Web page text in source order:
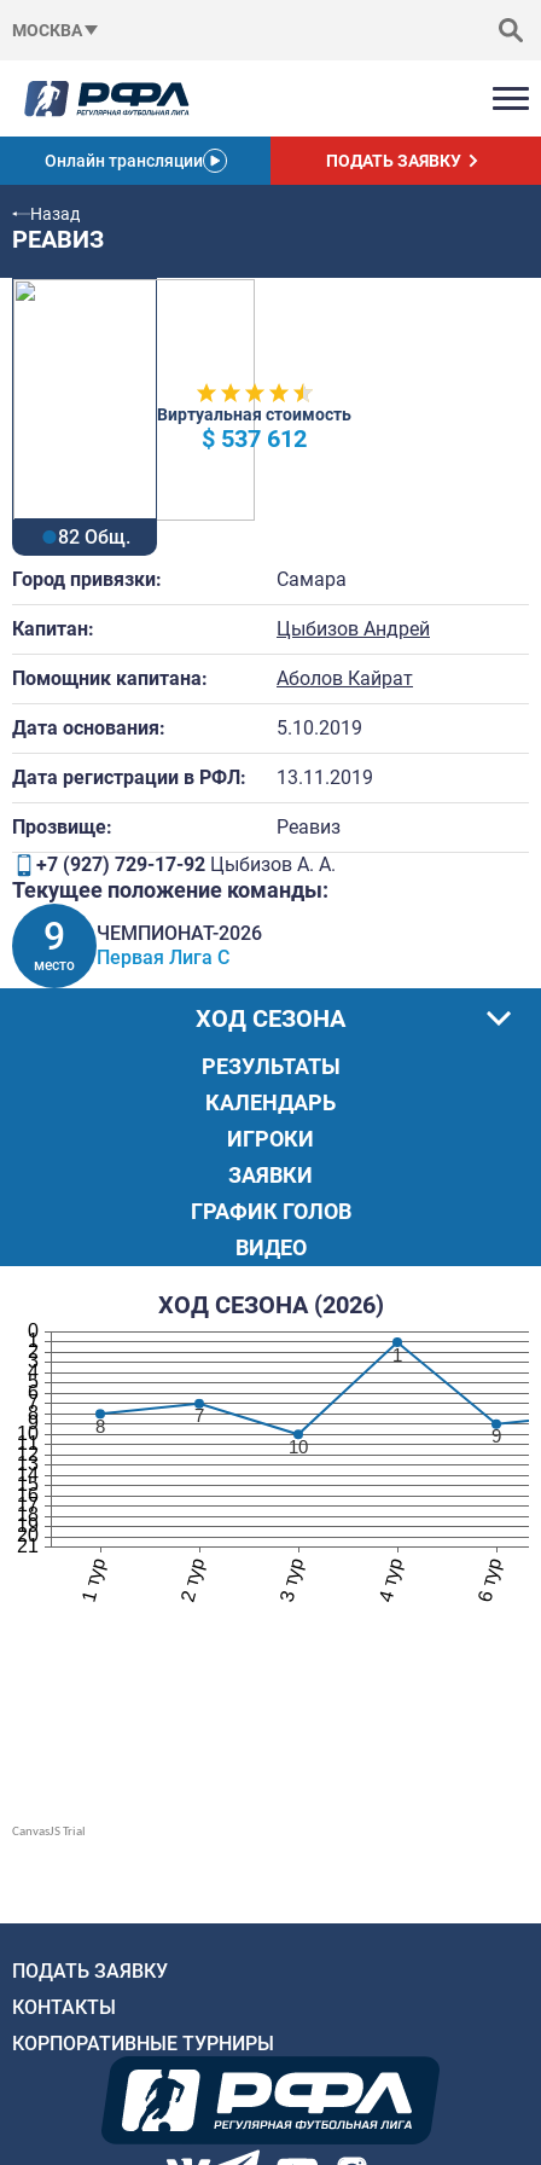
МОСКВА
Онлайн трансляции ПОДАТЬ ЗАЯВКУ
Назад
РЕАВИЗ
82 Общ.
Виртуальная стоимость
$ 537 612
Город привязки: Самара
Капитан: Цыбизов Андрей
Помощник капитана: Аболов Кайрат
Дата основания: 5.10.2019
Дата регистрации в РФЛ: 13.11.2019
Прозвище:
Реавиз
+7 (927) 729-17-92 Цыбизов А. А.
Текущее положение команды:
9
место
ЧЕМПИОНАТ-2026
Первая Лига C
РЕЗУЛЬТАТЫ
КАЛЕНДАРЬ
ИГРОКИ
ЗАЯВКИ
ХОД СЕЗОНА
ГРАФИК ГОЛОВ
ВИДЕО
ХОД СЕЗОНА (2026)
ПОДАТЬ ЗАЯВКУ
КОНТАКТЫ
КОРПОРАТИВНЫЕ ТУРНИРЫ